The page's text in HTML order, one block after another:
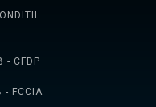
- CFDP
- FCCIA